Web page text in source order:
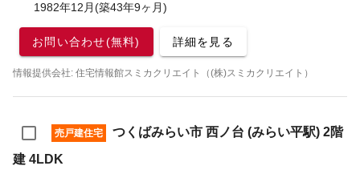
1982年12月(築43年9ヶ月)
お問い合わせ(無料) 詳細を見る
情報提供会社: 住宅情報館スミカクリエイト（(株)スミカクリエイト）
売戸建住宅
つくばみらい市 西ノ台 (みらい平駅) 2階
建 4LDK